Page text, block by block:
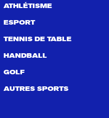
ATHLÉTISME
ESPORT
TENNIS DE TABLE
HANDBALL
GOLF
AUTRES SPORTS